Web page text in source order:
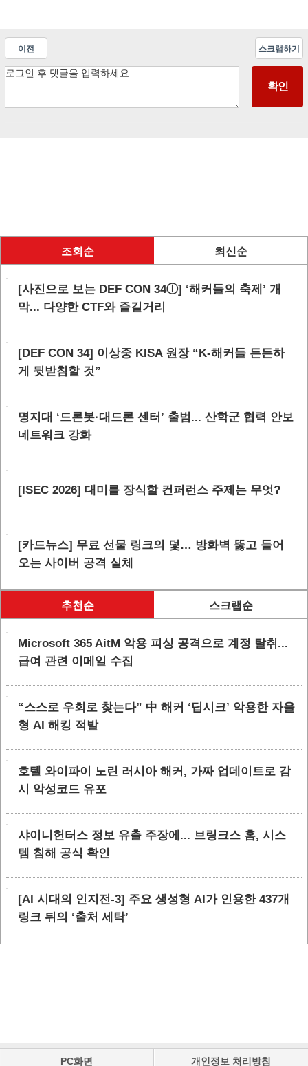
이전 스크랩하기
조회순 최신순
[사진으로 보는 DEF CON 34ⓛ] ‘해커들의 축제’ 개
막... 다양한 CTF와 즐길거리
[DEF CON 34] 이상중 KISA 원장 “K-해커들 든든하
게 뒷받침할 것”
명지대 ‘드론봇·대드론 센터’ 출범... 산학군 협력 안보
네트워크 강화
[ISEC 2026] 대미를 장식할 컨퍼런스 주제는 무엇?
[카드뉴스] 무료 선물 링크의 덫… 방화벽 뚫고 들어
오는 사이버 공격 실체
추천순 스크랩순
Microsoft 365 AitM 악용 피싱 공격으로 계정 탈취...
급여 관련 이메일 수집
“스스로 우회로 찾는다” 中 해커 ‘딥시크’ 악용한 자율
형 AI 해킹 적발
호텔 와이파이 노린 러시아 해커, 가짜 업데이트로 감
시 악성코드 유포
샤이니헌터스 정보 유출 주장에... 브링크스 홈, 시스
템 침해 공식 확인
[AI 시대의 인지전-3] 주요 생성형 AI가 인용한 437개
링크 뒤의 ‘출처 세탁’
PC화면 개인정보 처리방침